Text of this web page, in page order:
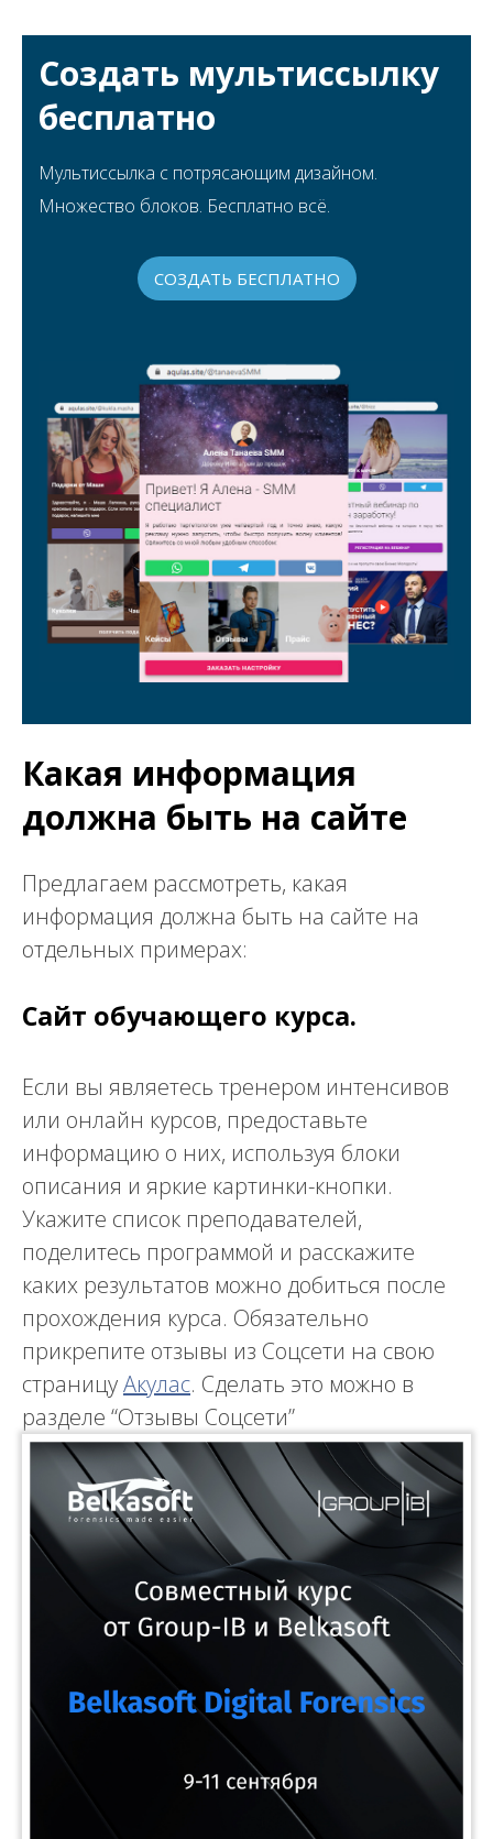
Создать мультиссылку
бесплатно
Мультиссылка с потрясающим дизайном.
Множество блоков. Бесплатно всё.
СОЗДАТЬ БЕСПЛАТНО
Какая информация
должна быть на сайте
Предлагаем рассмотреть, какая
информация должна быть на сайте на
отдельных примерах:
Сайт обучающего курса.
Если вы являетесь тренером интенсивов
или онлайн курсов, предоставьте
информацию о них, используя блоки
описания и яркие картинки-кнопки.
Укажите список преподавателей,
поделитесь программой и расскажите
каких результатов можно добиться после
прохождения курса. Обязательно
прикрепите отзывы из Соцсети на свою
страницуАкулас. Сделать это можно в
разделе “Отзывы Соцсети”